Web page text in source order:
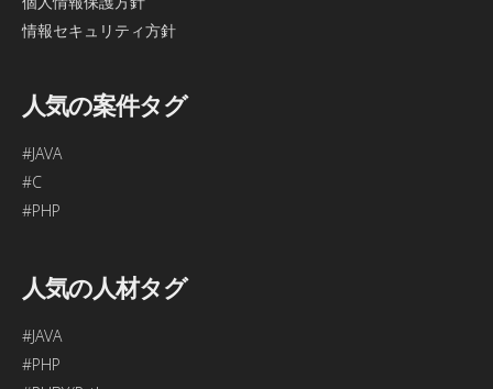
情報セキュリティ方針
人気の案件タグ
#JAVA
#C
#PHP
人気の人材タグ
#JAVA
#PHP